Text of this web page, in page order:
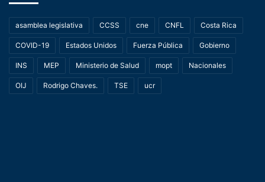
asamblea legislativa CCSS cne CNFL Costa Rica
COVID-19 Estados Unidos Fuerza Pública Gobierno
INS MEP Ministerio de Salud mopt Nacionales
OIJ Rodrigo Chaves. TSE ucr